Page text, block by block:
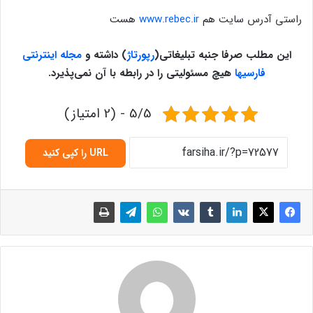
راستی آدرس سایت هم www.rebec.ir هست
این مطلب صرفا جنبه تبلیغاتی(رپورتاژ)داشته و مجله اینترنتی
فارسیها هیچ مسئولیتی را در رابطه با آن نمی‌پذیرد.
5/5 - (2 امتیاز)
URL را کپی کنید